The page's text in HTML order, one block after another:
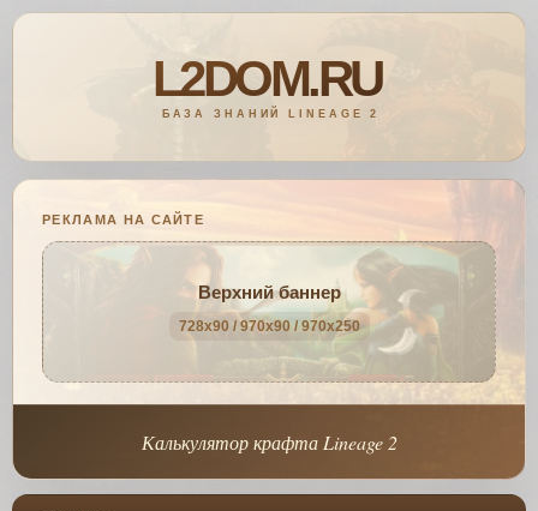
РЕКЛАМА НА САЙТЕ
Верхний баннер
728x90 / 970x90 / 970x250
Калькулятор крафта Lineage 2